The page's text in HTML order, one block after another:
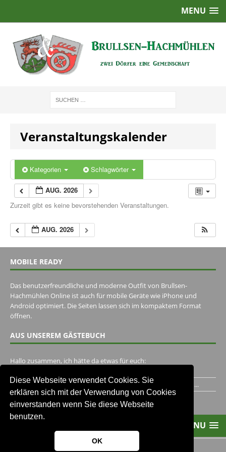
Diese Webseite verwendet Cookies. Sie
erklären sich mit der Verwendung von Cookies
einverstanden wenn Sie diese Webseite
benutzen.
OK
MENU
Veranstaltungskalender
Kategorien Schlagwörter
AUG. 2026
Zurzeit gibt es keine bevorstehenden Veranstaltungen.
AUG. 2026
MOBILE READY
Das benutzerfreundliche und moderne Outfit von Brullsen-
Hachmühlen Online ist auch für mobile Geräte wie iPhone und
Android optimiert. Die Seiten lassen sich im kompaktem Format
öffnen.
AUS UNSEREM GÄSTEBUCH
Hallo zusammen, ich hätte da etwas für euch:
Ich habe ein Jahr im Gasthaus Hugo Pape verbracht..Habe ihn...
Unser Gästebuch besuchen
MENU